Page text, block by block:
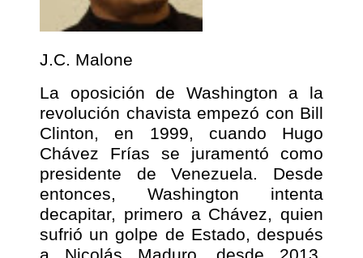
J.C. Malone
La oposición de Washington a la
revolución chavista empezó con Bill
Clinton, en 1999, cuando Hugo
Chávez Frías se juramentó como
presidente de Venezuela. Desde
entonces, Washington intenta
decapitar, primero a Chávez, quien
sufrió un golpe de Estado, después